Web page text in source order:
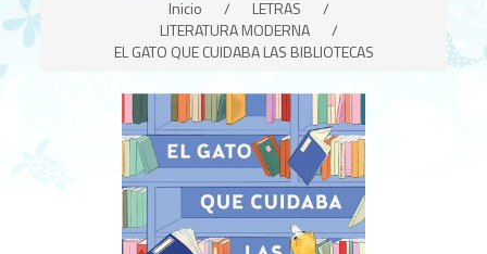
Inicio / LETRAS
/
LITERATURA MODERNA
/
EL GATO QUE CUIDABA LAS BIBLIOTECAS